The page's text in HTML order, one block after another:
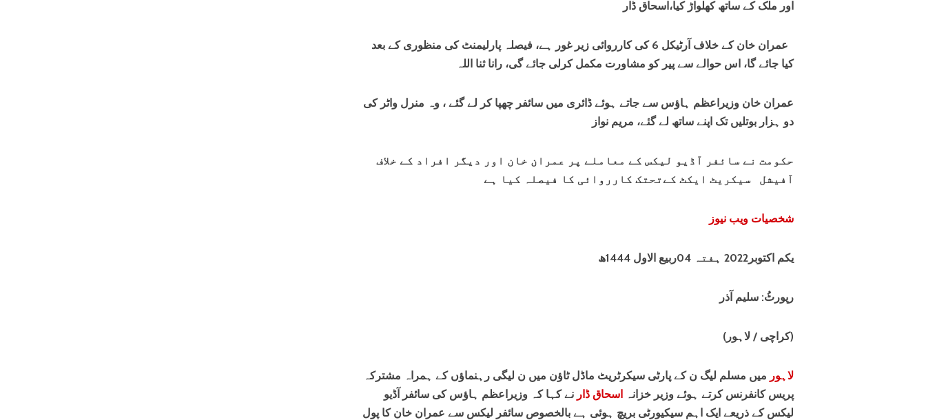
اور ملک کے ساتھ کھلواڑ کیا،اسحاق ڈار
عمران خان کے خلاف آرٹیکل 6 کی کارروائی زیر غور ہے، فیصلہ پارلیمنٹ کی منظوری کے بعد
کیا جائے گا، اس حوالے سے پیر کو مشاورت مکمل کرلی جائے گی، رانا ثنا اللہ
عمران خان وزیراعظم ہاؤس سے جاتے ہوئے ڈائری میں سائفر چھپا کر لے گئے ، وہ منرل واٹر کی
دو ہزار بوتلیں تک اپنے ساتھ لے گئے، مریم نواز
حکومت نے سائفر آڈیو لیکس کے معاملے پر عمران خان اور دیگر افراد کے خلاف
آفیشل سیکریٹ ایکٹ کےتحتک کارروائی کا فیصلہ کیا ہے
شخصیات ویب نیوز
یکم اکتوبر2022 ہفتہ 04ربیع الاول 1444ھ
رپورٹُ: سلیم آذر
(کراچی / لاہور)
لاہور میں مسلم لیگ ن کے پارٹی سیکرٹریٹ ماڈل ٹاؤن میں ن لیگی رہنماؤں کے ہمراہ مشترکہ
پریس کانفرنس کرتے ہوئے وزیر خزانہ اسحاق ڈار نے کہا کہ وزیراعظم ہاؤس کی سائفر آڈیو
لیکس کے ذریعے ایک اہم سیکیورٹی بریچ ہوئی ہے بالخصوص سائفر لیکس سے عمران خان کا پول